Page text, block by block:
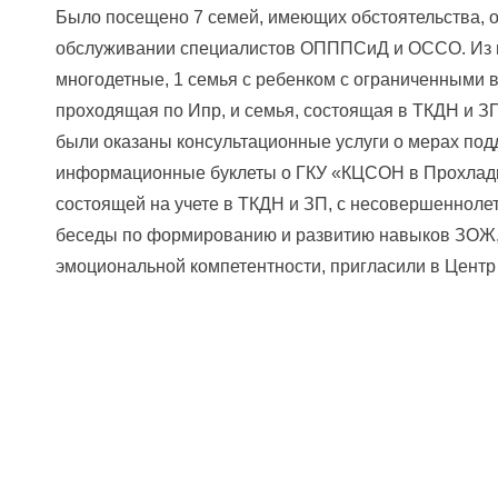
Было посещено 7 семей, имеющих обстоятельства,
обслуживании специалистов ОПППСиД и ОССО. Из
многодетные, 1 семья с ребенком с ограниченными
проходящая по Ипр, и семья, состоящая в ТКДН и
были оказаны консультационные услуги о мерах
информационные буклеты о ГКУ «КЦСОН в
состоящей на учете в ТКДН и ЗП, с
беседы по формированию и развитию навыков ЗОЖ,
эмоциональной компетентности, пригласили в